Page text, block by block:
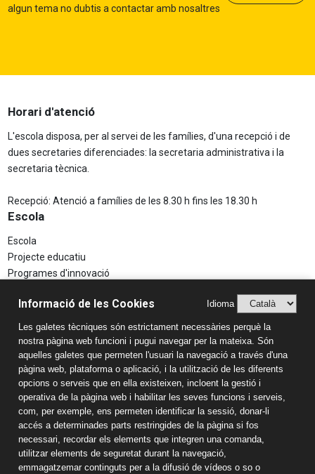
algun tema no dubtis a contactar amb nosaltres
Horari d'atenció
L'escola disposa, per al servei de les famílies, d'una recepció i de
dues secretaries diferenciades: la secretaria administrativa i la
secretaria tècnica.
Recepció: Atenció a famílies de les 8.30 h fins les 18.30 h
Escola
Escola
Projecte educatiu
Programes d'innovació
Aspectes Legals
Avís Legal
Política de Privacitat
Sistema Intern d’Informació (SIIF)
Estudis
Llar d'infants
Educació Infantil
Educació Primària
Educació Secundària
Batxillerat
Informació de les Cookies Idioma
Les galetes tècniques són estrictament necessàries perquè la
nostra pàgina web funcioni i pugui navegar per la mateixa. Són
aquelles galetes que permeten l'usuari la navegació a través d'una
pàgina web, plataforma o aplicació, i la utilització de les diferents
opcions o serveis que en ella existeixen, incloent la gestió i
operativa de la pàgina web i habilitar les seves funcions i serveis,
com, per exemple, ens permeten identificar la sessió, donar-li
accés a determinades parts restringides de la pàgina si fos
necessari, recordar els elements que integren una comanda,
utilitzar elements de seguretat durant la navegació,
emmagatzemar continguts per a la difusió de vídeos o so o